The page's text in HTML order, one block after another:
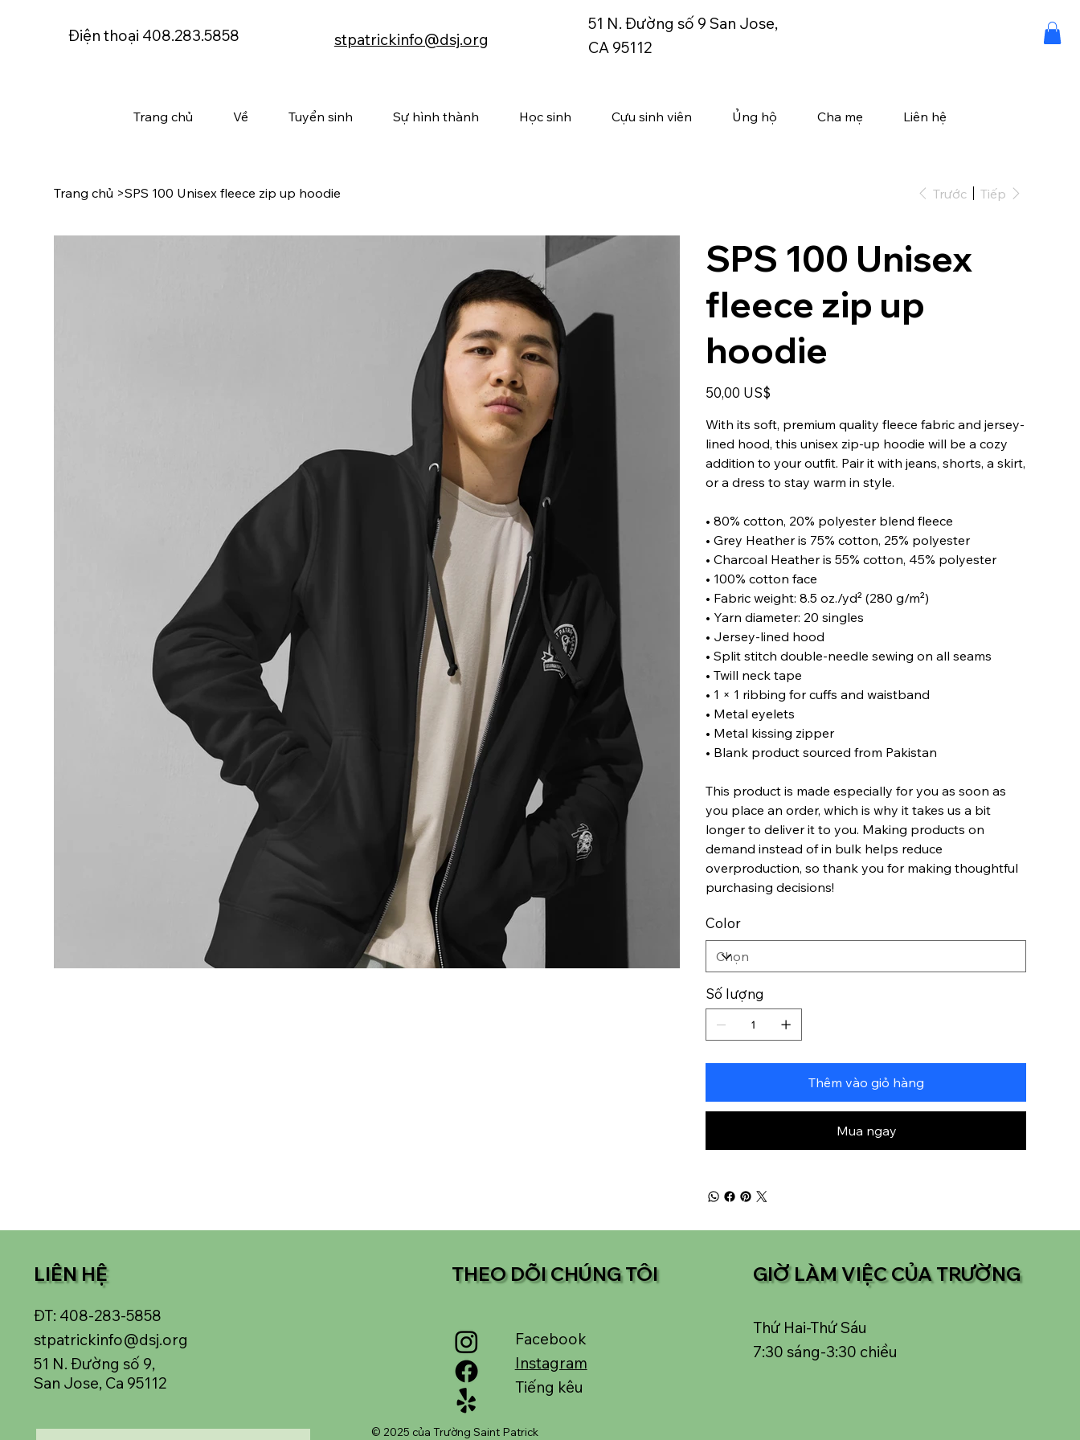
Điện thoại 408.283.5858 stpatrickinfo@dsj.org
51 N. Đường số 9 San Jose,
CA 95112
Trang chủ Về Tuyển sinh Sự hình thành Học sinh Cựu sinh viên Ủng hộ Cha mẹ Liên hệ
Trang chủ >SPS 100 Unisex fleece zip up hoodie Trước Tiếp
SPS 100 Unisex
fleece zip up
hoodie
Giá
50,00 US$
With its soft, premium quality fleece fabric and jersey-
lined hood, this unisex zip-up hoodie will be a cozy
addition to your outfit. Pair it with jeans, shorts, a skirt,
or a dress to stay warm in style.
• 80% cotton, 20% polyester blend fleece
• Grey Heather is 75% cotton, 25% polyester
• Charcoal Heather is 55% cotton, 45% polyester
• 100% cotton face
• Fabric weight: 8.5 oz./yd² (280 g/m²)
• Yarn diameter: 20 singles
• Jersey-lined hood
• Split stitch double-needle sewing on all seams
• Twill neck tape
• 1 × 1 ribbing for cuffs and waistband
• Metal eyelets
• Metal kissing zipper
• Blank product sourced from Pakistan
This product is made especially for you as soon as
you place an order, which is why it takes us a bit
longer to deliver it to you. Making products on
demand instead of in bulk helps reduce
overproduction, so thank you for making thoughtful
purchasing decisions!
Color
Số lượng
Thêm vào giỏ hàng
Mua ngay
LIÊN HỆ
ĐT: 408-283-5858
stpatrickinfo@dsj.org
51 N. Đường số 9,
San Jose, Ca 95112
Facebook
Instagram
Tiếng kêu
THEO DÕI CHÚNG TÔI
© 2025 của Trường Saint Patrick
GIỜ LÀM VIỆC CỦA TRƯỜNG
Thứ Hai-Thứ Sáu
7:30 sáng-3:30 chiều